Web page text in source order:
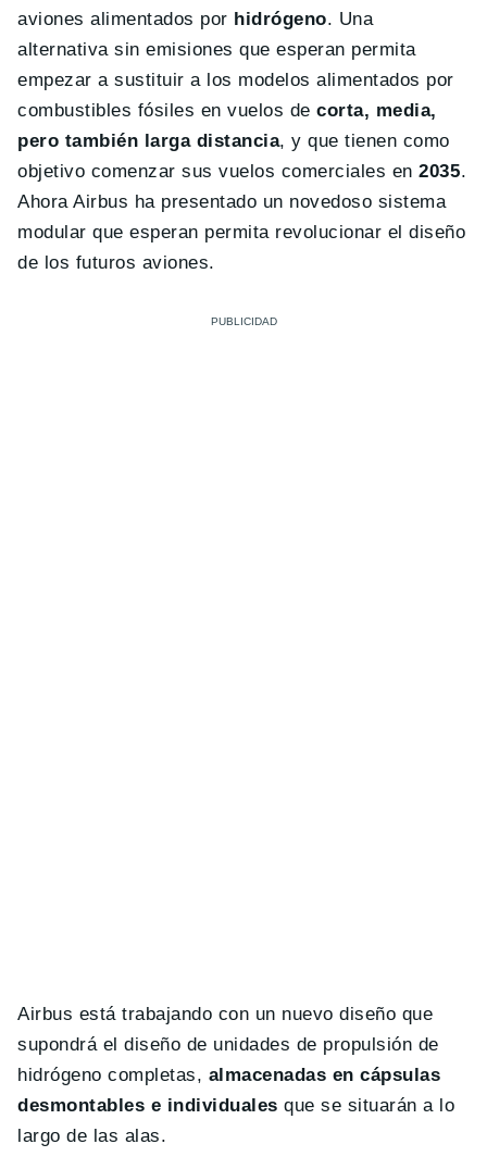
aviones alimentados por hidrógeno. Una
alternativa sin emisiones que esperan permita
empezar a sustituir a los modelos alimentados por
combustibles fósiles en vuelos de corta, media,
pero también larga distancia, y que tienen como
objetivo comenzar sus vuelos comerciales en2035.
Ahora Airbus ha presentado un novedoso sistema
modular que esperan permita revolucionar el diseño
de los futuros aviones.
Airbus está trabajando con un nuevo diseño que
supondrá el diseño de unidades de propulsión de
hidrógeno completas, almacenadas en cápsulas
desmontables e individuales que se situarán a lo
largo de las alas.